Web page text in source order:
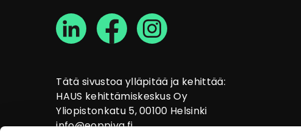
Tätä sivustoa ylläpitää ja kehittää:
HAUS kehittämiskeskus Oy
Yliopistonkatu 5, 00100 Helsinki
info@eoppiva.fi